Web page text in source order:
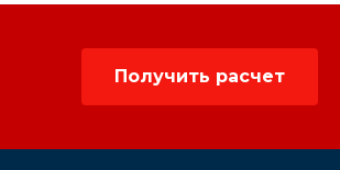
Получить расчет